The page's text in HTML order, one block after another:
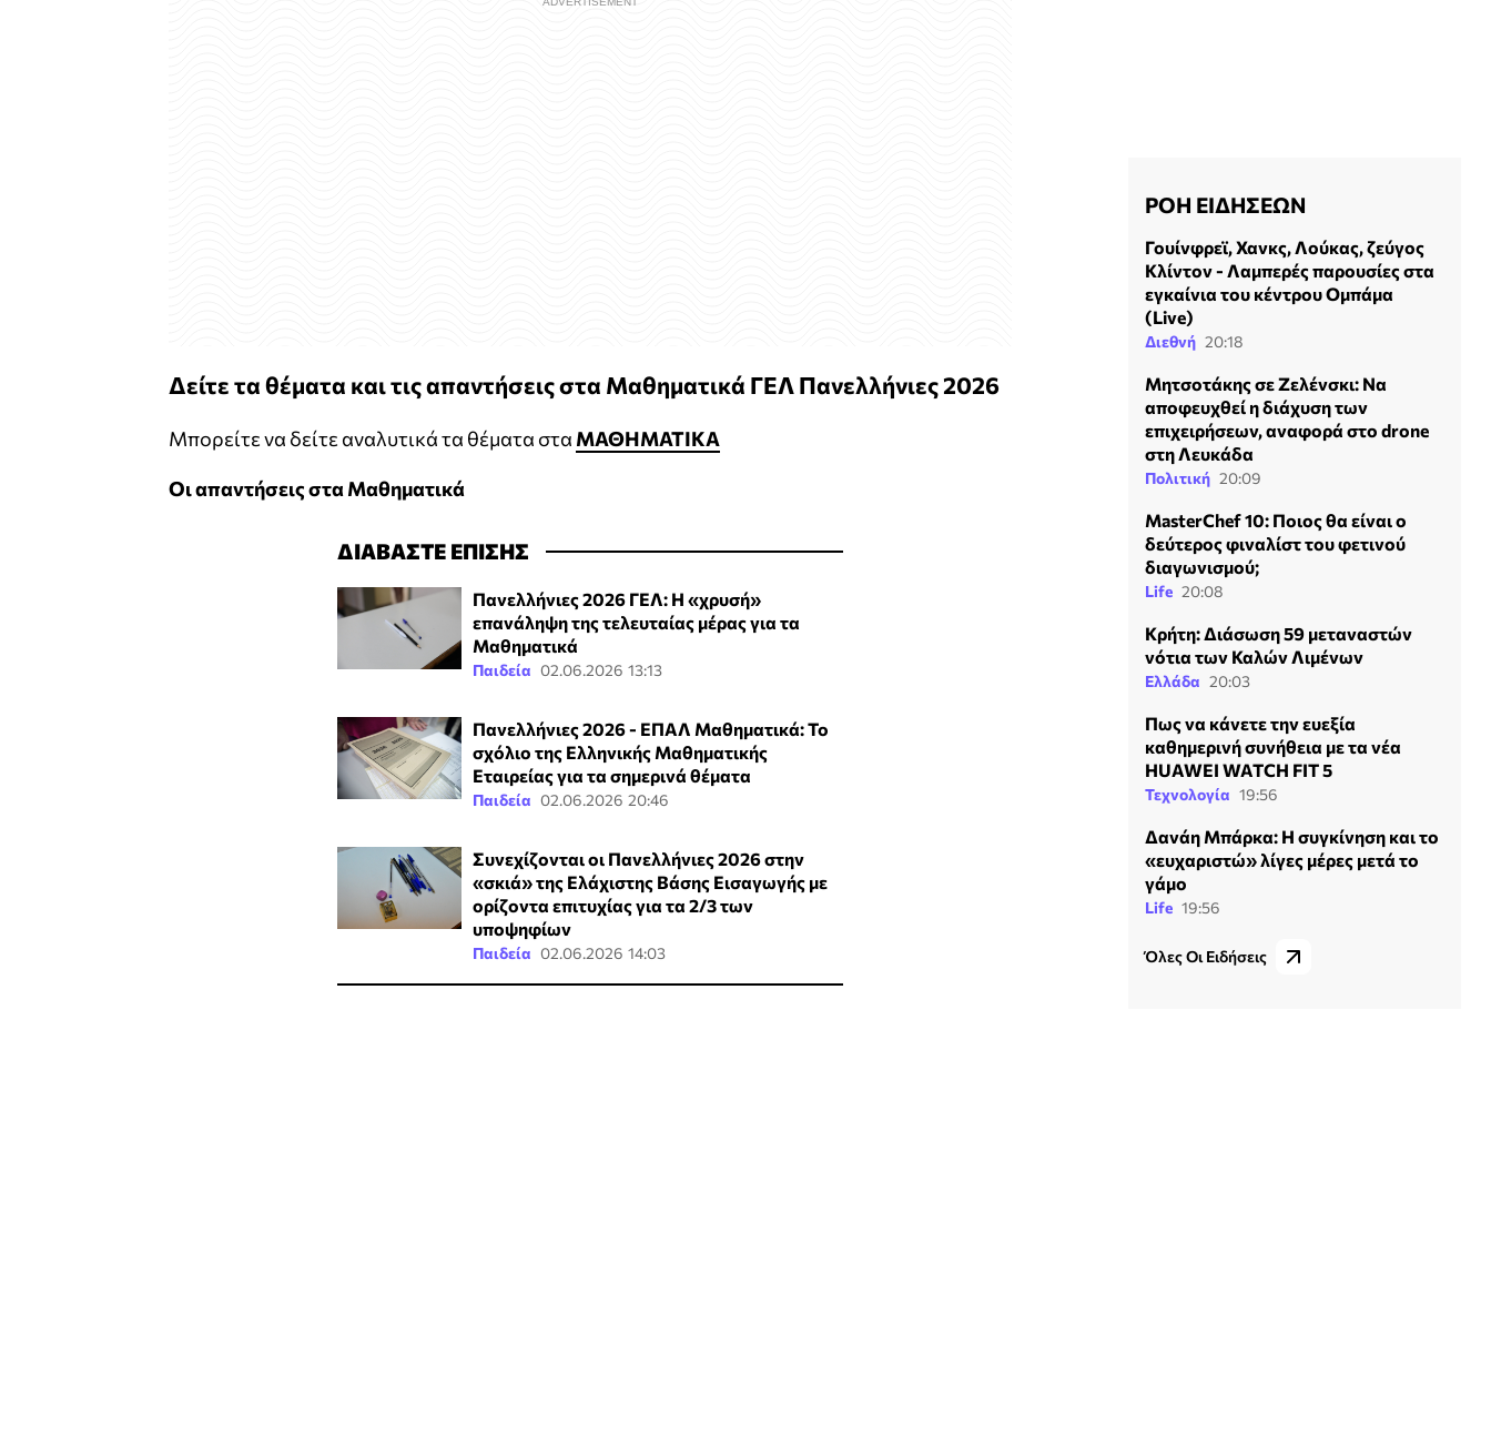
Δείτε τα θέματα και τις απαντήσεις στα Μαθηματικά ΓΕΛ Πανελλήνιες 2026
Μπορείτε να δείτε αναλυτικά τα θέματα στα ΜΑΘΗΜΑΤΙΚΑ
Οι απαντήσεις στα Μαθηματικά
ΔΙΑΒΑΣΤΕ ΕΠΙΣΗΣ
Πανελλήνιες 2026 ΓΕΛ: Η «χρυσή»
επανάληψη της τελευταίας μέρας για τα
Μαθηματικά
Παιδεία 02.06.2026 13:13
Πανελλήνιες 2026 - ΕΠΑΛ Μαθηματικά: Το
σχόλιο της Ελληνικής Μαθηματικής
Εταιρείας για τα σημερινά θέματα
Παιδεία 02.06.2026 20:46
Συνεχίζονται οι Πανελλήνιες 2026 στην
«σκιά» της Ελάχιστης Βάσης Εισαγωγής με
ορίζοντα επιτυχίας για τα 2/3 των
υποψηφίων
Παιδεία 02.06.2026 14:03
ΡΟΗ ΕΙΔΗΣΕΩΝ
Γουίνφρεϊ, Χανκς, Λούκας, ζεύγος
Κλίντον - Λαμπερές παρουσίες στα
εγκαίνια του κέντρου Ομπάμα
(Live)
Διεθνή 20:18
Μητσοτάκης σε Ζελένσκι: Να
αποφευχθεί η διάχυση των
επιχειρήσεων, αναφορά στο drone
στη Λευκάδα
Πολιτική 20:09
MasterChef 10: Ποιος θα είναι ο
δεύτερος φιναλίστ του φετινού
διαγωνισμού;
Life 20:08
Κρήτη: Διάσωση 59 μεταναστών
νότια των Καλών Λιμένων
Ελλάδα 20:03
Πως να κάνετε την ευεξία
καθημερινή συνήθεια με τα νέα
HUAWEI WATCH FIT 5
Τεχνολογία 19:56
Δανάη Μπάρκα: Η συγκίνηση και το
«ευχαριστώ» λίγες μέρες μετά το
γάμο
Life 19:56
Όλες Οι Ειδήσεις